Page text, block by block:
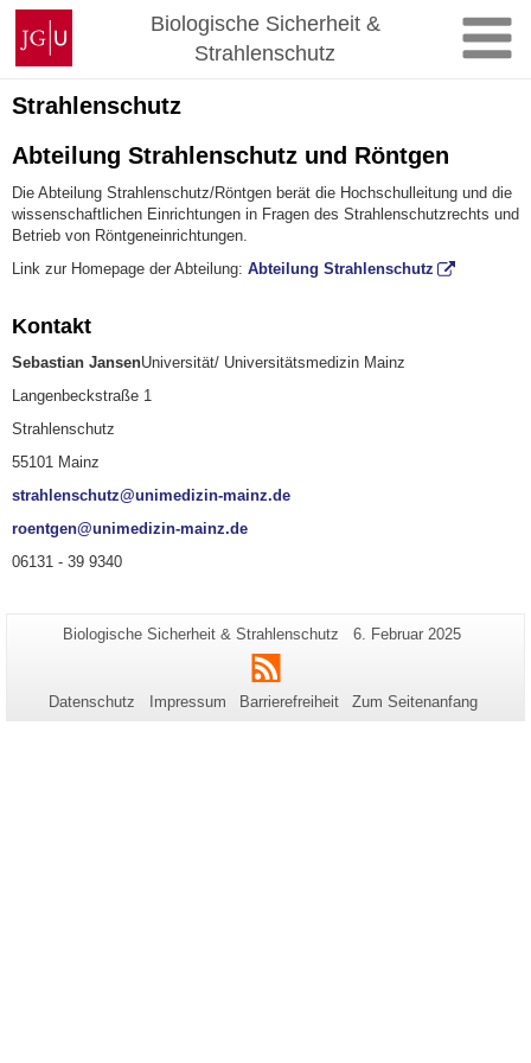
Zum
Inhalt
springen
Johannes
Gutenberg-
Universität
Mainz
Biologische Sicherheit &
Strahlenschutz
Strahlenschutz
Abteilung Strahlenschutz und Röntgen
Die Abteilung Strahlenschutz/Röntgen berät die Hochschulleitung und die
wissenschaftlichen Einrichtungen in Fragen des Strahlenschutzrechts und
Betrieb von Röntgeneinrichtungen.
Link zur Homepage der Abteilung: Abteilung Strahlenschutz
Kontakt
Sebastian JansenUniversität/ Universitätsmedizin Mainz
Langenbeckstraße 1
Strahlenschutz
55101 Mainz
strahlenschutz@unimedizin-mainz.de
roentgen@unimedizin-mainz.de
06131 - 39 9340
Zusätzliche
Informationen
zu
dieser
Seiten-
Biologische Sicherheit & Strahlenschutz
Letzte
6. Februar 2025
RSS
Datenschutz Impressum Barrierefreiheit Zum Seitenanfang